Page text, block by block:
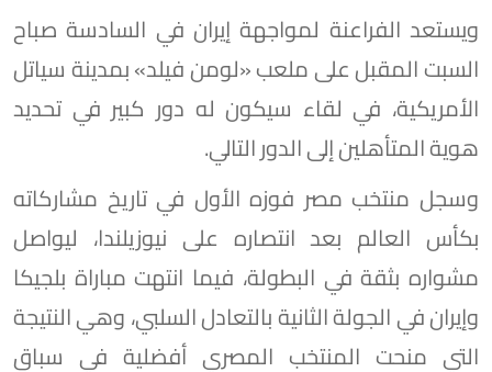
ويستعد الفراعنة لمواجهة إيران في السادسة صباح
السبت المقبل على ملعب «لومن فيلد» بمدينة سياتل
الأمريكية، في لقاء سيكون له دور كبير في تحديد
هوية المتأهلين إلى الدور التالي.
وسجل منتخب مصر فوزه الأول في تاريخ مشاركاته
بكأس العالم بعد انتصاره على نيوزيلندا، ليواصل
مشواره بثقة في البطولة، فيما انتهت مباراة بلجيكا
وإيران في الجولة الثانية بالتعادل السلبي، وهي النتيجة
التي منحت المنتخب المصري أفضلية في سباق